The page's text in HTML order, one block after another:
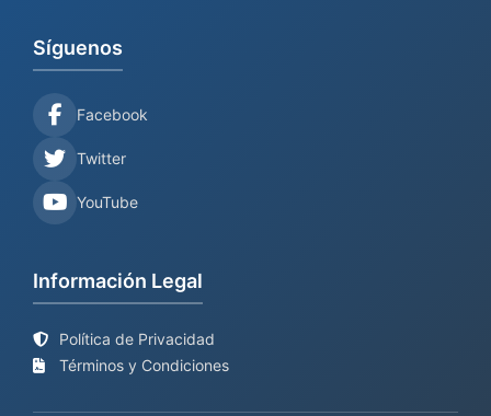
Síguenos
Facebook
Twitter
YouTube
Información Legal
Política de Privacidad
Términos y Condiciones